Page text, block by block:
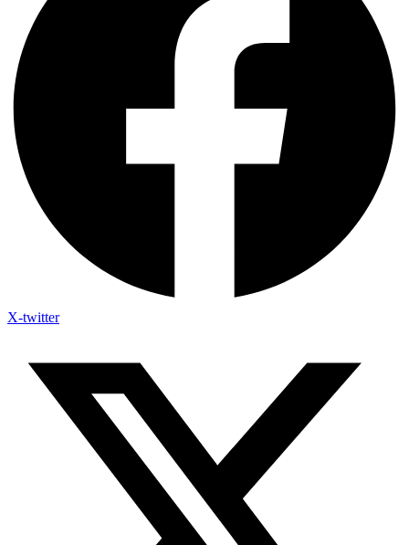
X-twitter